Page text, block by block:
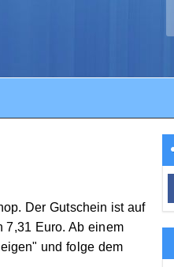
Der Gutschein ist auf
7,31 Euro. Ab einem
und folge dem